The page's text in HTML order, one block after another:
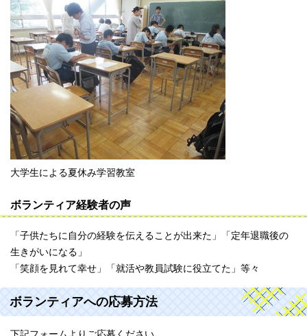
大学生による夏休み学習教室
ボランティア経験者の声
「子供たちに自分の経験を伝えることが出来た」「定年退職後の
生きがいになる」
「笑顔を見れて幸せ」「就活や教員試験に役立てた」等々
ボランティアへの応募方法